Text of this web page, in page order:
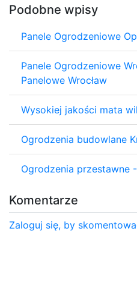
Podobne wpisy
Panele Ogrodzeniowe
Panele Ogrodzeniowe
Panelowe Wrocław
Wysokiej jakości mata
Ogrodzenia budowlane
Ogrodzenia przestawne
Komentarze
Zaloguj się, by